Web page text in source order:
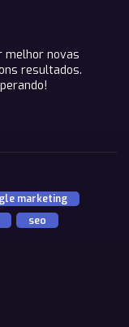
melhor novas
resultados.
marketing
seo